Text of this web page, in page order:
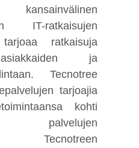
IT-ratkaisujen
ratkaisuja
ja
Tecnotree
tarjoajia
kohti
palvelujen
Tecnotreen